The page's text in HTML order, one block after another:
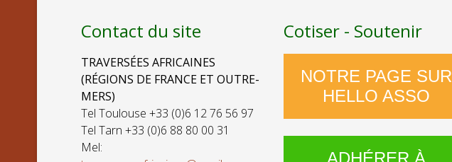
Contact du site
TRAVERSÉES AFRICAINES
(RÉGIONS DE FRANCE ET OUTRE-
MERS)
Tel Toulouse +33 (0)6 12 76 56 97
Tel Tarn +33 (0)6 88 80 00 31
Mel:
Cotiser - Soutenir
NOTRE PAGE SUR
HELLO ASSO
ADHÉRER À